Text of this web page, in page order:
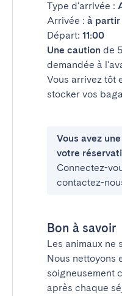
Type d'arrivée :
Arrivée : à partir
Départ: 11:00
Une caution de
demandée à
Vous arrivez tôt
stocker vos
Vous avez
votre
Connectez-
contactez-
Bon à savoir
Les animaux ne
Nous nettoyons
soigneusement
après chaque